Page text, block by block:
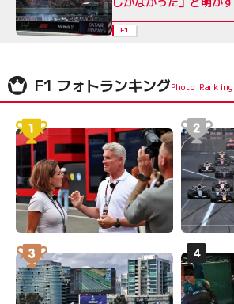
F1
F1 フォトランキング